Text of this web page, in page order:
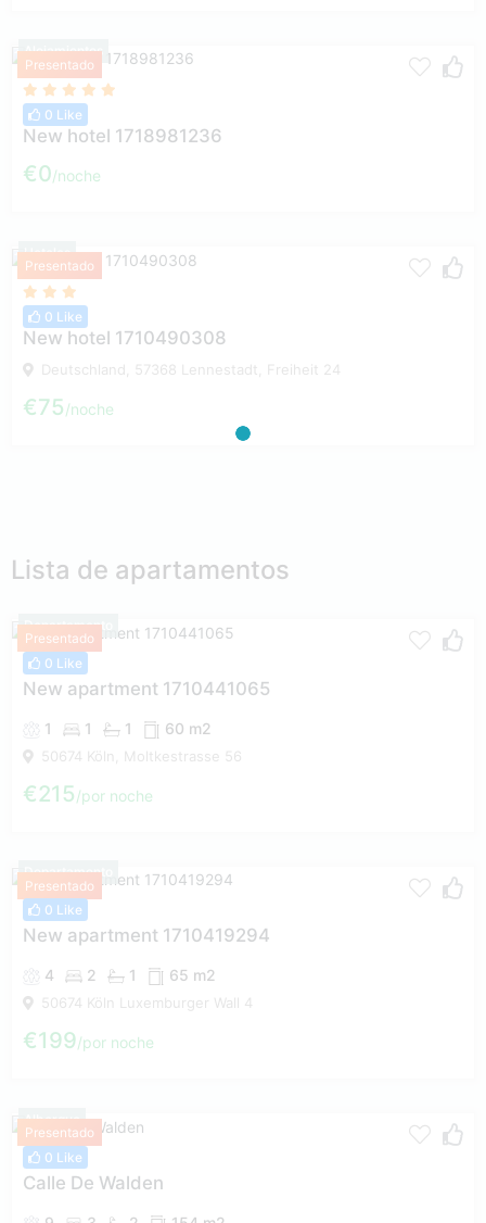
Alojamientos
Presentado
0 Like
New hotel 1718981236
€0 noche
Hoteles
Presentado
0 Like
New hotel 1710490308
Deutschland, 57368 Lennestadt, Freiheit 24
€75 noche
Lista de apartamentos
Departamento
Presentado
0 Like
New apartment 1710441065
1 1 1 60 m2
50674 Köln, Moltkestrasse 56
€215 por noche
Departamento
Presentado
0 Like
New apartment 1710419294
4 2 1 65 m2
50674 Köln Luxemburger Wall 4
€199 por noche
Albergue
Presentado
0 Like
Calle De Walden